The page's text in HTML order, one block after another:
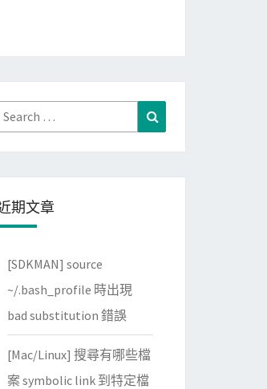
setup.py) egg_info
Search
期文章
[SDKMAN] source
~/.bash_profile 時出現
bad substitution 錯誤
[Mac/Linux] 搜尋有哪些檔
案 symbolic link 到特定檔